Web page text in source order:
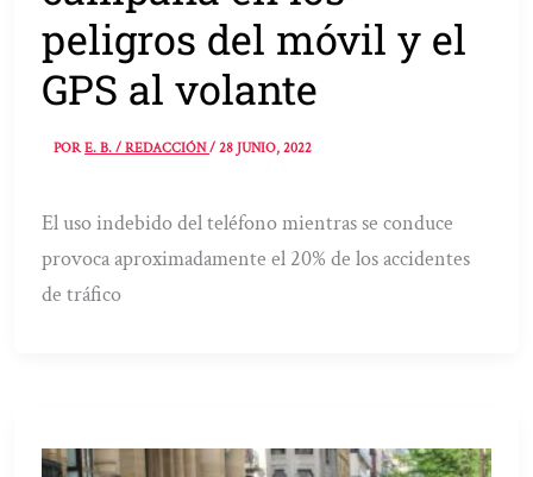
peligros del móvil y el
GPS al volante
PORE. B. / REDACCIÓN/28 JUNIO, 2022
El uso indebido del teléfono mientras se conduce
provoca aproximadamente el 20% de los accidentes
de tráfico